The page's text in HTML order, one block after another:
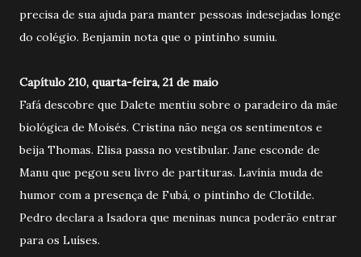
precisa de sua ajuda para manter pessoas indesejadas longe
do colégio. Benjamin nota que o pintinho sumiu.
Capítulo 210, quarta-feira, 21 de maio
Fafá descobre que Dalete mentiu sobre o paradeiro da mãe
biológica de Moisés. Cristina não nega os sentimentos e
beija Thomas. Elisa passa no vestibular. Jane esconde de
Manu que pegou seu livro de partituras. Lavínia muda de
humor com a presença de Fubá, o pintinho de Clotilde.
Pedro declara a Isadora que meninas nunca poderão entrar
para os Luíses.